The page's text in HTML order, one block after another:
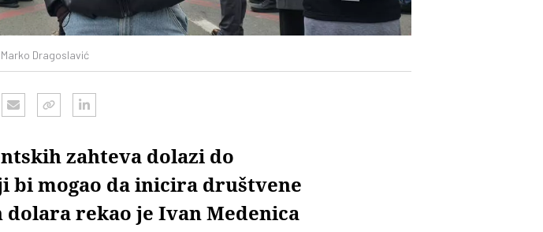
Dragoslavić
zahteva dolazi do
mogao da inicira društvene
rekao je Ivan Medenica